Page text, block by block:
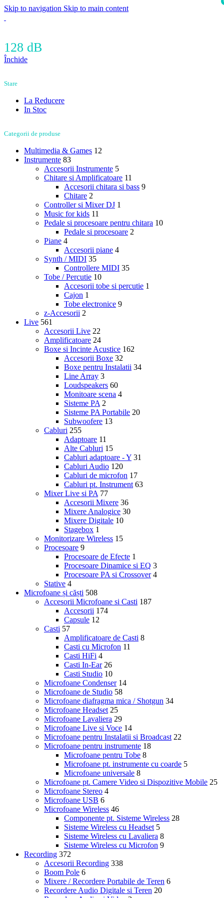
Skip to navigation Skip to main content
128 dB
Închide
Stare
La Reducere
In Stoc
Categorii de produse
Multimedia & Games 12
Instrumente 83
Accesorii Instrumente 5
Chitare si Amplificatoare 11
Accesorii chitara si bass 9
Chitare 2
Controller si Mixer DJ 1
Music for kids 11
Pedale si procesoare pentru chitara 10
Pedale si procesoare 2
Piane 4
Accesorii piane 4
Synth / MIDI 35
Controllere MIDI 35
Tobe / Percutie 10
Accesorii tobe si percutie 1
Cajon 1
Tobe electronice 9
z-Accesorii 2
Live 561
Accesorii Live 22
Amplificatoare 24
Boxe si Incinte Acustice 162
Accesorii Boxe 32
Boxe pentru Instalatii 34
Line Array 3
Loudspeakers 60
Monitoare scena 4
Sisteme PA 2
Sisteme PA Portabile 20
Subwoofere 13
Cabluri 255
Adaptoare 11
Alte Cabluri 15
Cabluri adaptoare - Y 31
Cabluri Audio 120
Cabluri de microfon 17
Cabluri pt. Instrument 63
Mixer Live si PA 77
Accesorii Mixere 36
Mixere Analogice 30
Mixere Digitale 10
Stagebox 1
Monitorizare Wireless 15
Procesoare 9
Procesoare de Efecte 1
Procesoare Dinamice si EQ 3
Procesoare PA si Crossover 4
Stative 4
Microfoane și căști 508
Accesorii Microfoane si Casti 187
Accesorii 174
Capsule 12
Casti 57
Amplificatoare de Casti 8
Casti cu Microfon 11
Casti HiFi 4
Casti In-Ear 26
Casti Studio 10
Microfoane Condenser 14
Microfoane de Studio 58
Microfoane diafragma mica / Shotgun 34
Microfoane Headset 25
Microfoane Lavaliera 29
Microfoane Live si Voce 14
Microfoane pentru Instalatii si Broadcast 22
Microfoane pentru instrumente 18
Microfoane pentru Tobe 8
Microfoane pt. instrumente cu coarde 5
Microfoane universale 8
Microfoane pt. Camere Video si Dispozitive Mobile 25
Microfoane Stereo 4
Microfoane USB 6
Microfoane Wireless 46
Componente pt. Sisteme Wireless 28
Sisteme Wireless cu Headset 5
Sisteme Wireless cu Lavaliera 8
Sisteme Wireless cu Microfon 9
Recording 372
Accesorii Recording 338
Boom Pole 6
Mixere / Recordere Portabile de Teren 6
Recordere Audio Digitale si Teren 20